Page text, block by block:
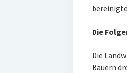
Die
Die
Bauern